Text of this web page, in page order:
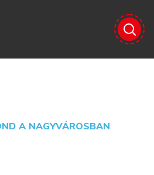
A NAGYVÁROSBAN